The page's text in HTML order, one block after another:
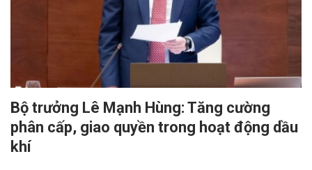
Bộ trưởng Lê Mạnh Hùng: Tăng cường
phân cấp, giao quyền trong hoạt động dầu
khí